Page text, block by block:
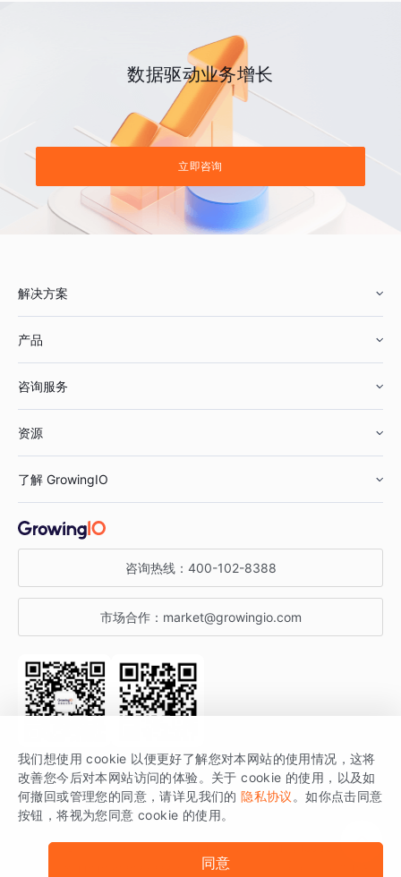
数据驱动业务增长
立即咨询
解决方案
鞋服行业
汽车行业
金融行业
产品
智能运营
获客分析
咨询服务
资源
增长公开课
增长博客
开发者文档
SDK 文档
场景指南
了解 GrowingIO
关于 GrowingIO
增长大会
行业活动
咨询热线： 400-102-8388
市场合作： market@growingio.com
关注公众号 获取更多干货
GrowingIO 是专注于数据智能分析与增长的品牌，核心平台为 GrowingIO
分析云。
版权所有 © 北京易数科技有限公司
我们想使用 cookie 以便更好了解您对本网站的使用情况，这将
改善您今后对本网站访问的体验。关于 cookie 的使用，以及如
何撤回或管理您的同意，请详见我们的 隐私协议 。如你点击同意
按钮，将视为您同意 cookie 的使用。
同意